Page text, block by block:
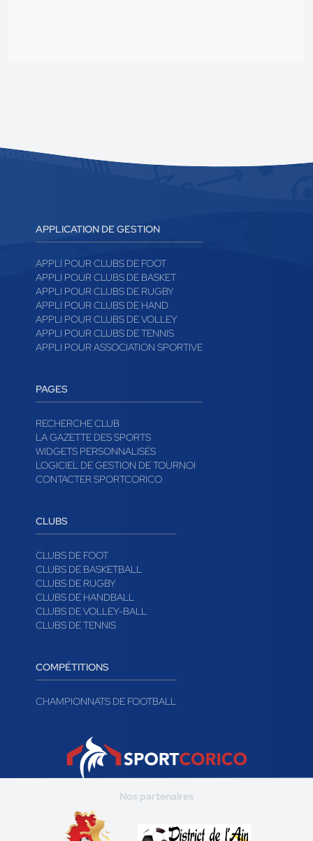
APPLICATION DE GESTION
APPLI POUR CLUBS DE FOOT
APPLI POUR CLUBS DE BASKET
APPLI POUR CLUBS DE RUGBY
APPLI POUR CLUBS DE HAND
APPLI POUR CLUBS DE VOLLEY
PAGES
RECHERCHE CLUB
LA GAZETTE DES SPORTS
WIDGETS PERSONNALISÉS
CLUBS
CLUBS DE FOOT
CLUBS DE BASKETBALL
CLUBS DE RUGBY
CLUBS DE HANDBALL
CLUBS DE TENNIS
COMPÉTITIONS
CHAMPIONNATS DE FOOTBALL
Nos partenaires